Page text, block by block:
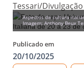
Tessari/Divulgação
Aspectos da cultura
Imagem: Anthony Beux
Publicado em
20/10/2025